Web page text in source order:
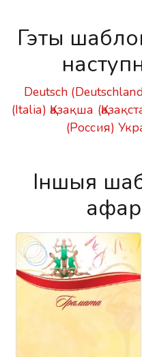
Гэты
Deutsch
(Italia) Қазақша
(Россия)
Іншыя